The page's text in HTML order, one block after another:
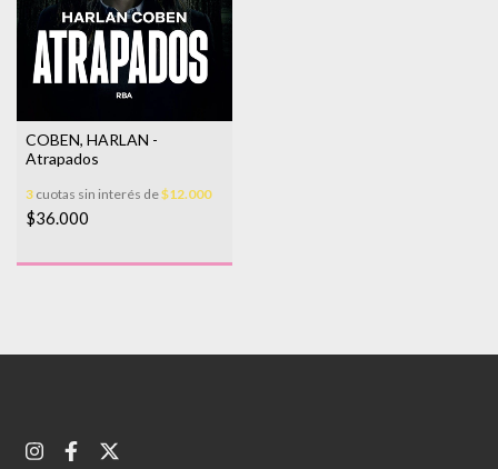
COBEN, HARLAN -
Atrapados
3 cuotas sin interés de$12.000
$36.000